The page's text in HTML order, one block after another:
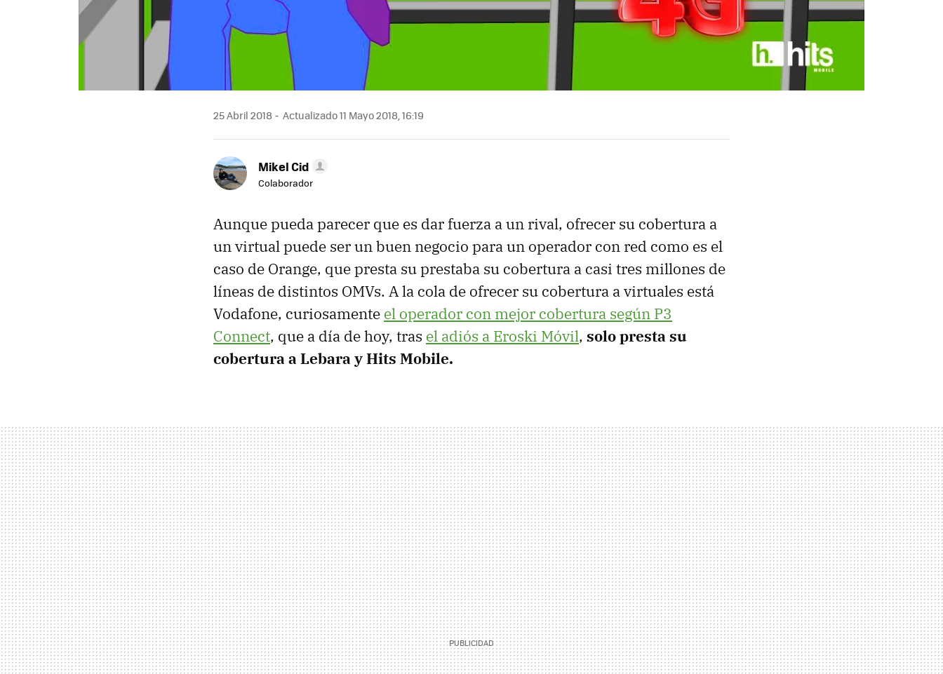
25 Abril 2018 Actualizado 11 Mayo 2018, 16:19
Mikel Cid
Colaborador
Aunque pueda parecer que es dar fuerza a un rival, ofrecer su cobertura a
un virtual puede ser un buen negocio para un operador con red como es el
caso de Orange, que presta su prestaba su cobertura a casi tres millones de
líneas de distintos OMVs. A la cola de ofrecer su cobertura a virtuales está
Vodafone, curiosamente el operador con mejor cobertura según P3
Connect, que a día de hoy, tras el adiós a Eroski Móvil, solo presta su
cobertura a Lebara y Hits Mobile.